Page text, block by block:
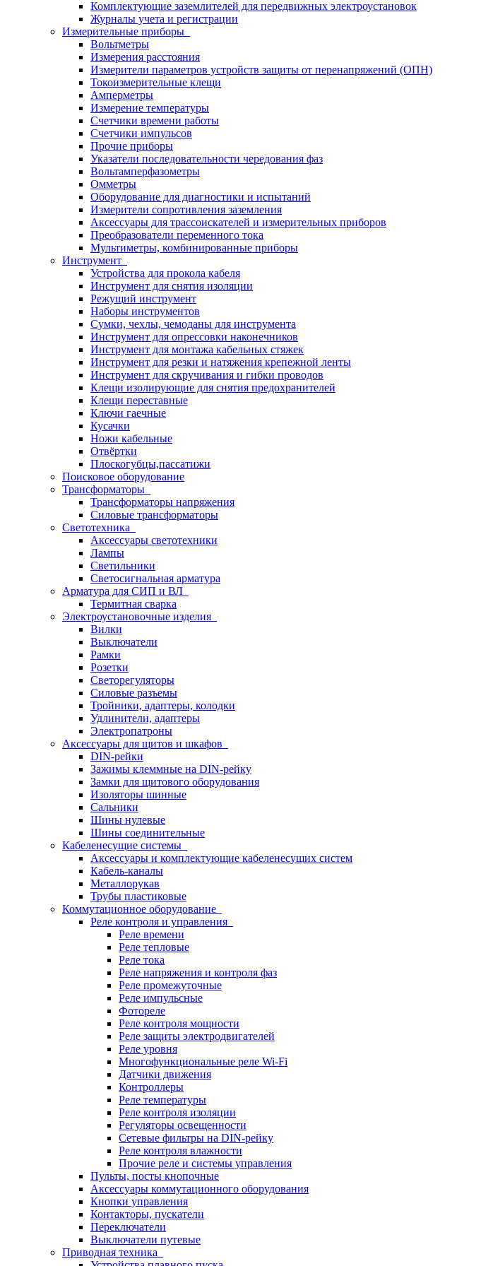
Комплектующие заземлителей для передвижных электроустановок
Журналы учета и регистрации
Измерительные приборы
Вольтметры
Измерения расстояния
Измерители параметров устройств защиты от перенапряжений (ОПН)
Токоизмерительные клещи
Амперметры
Измерение температуры
Счетчики времени работы
Счетчики импульсов
Прочие приборы
Указатели последовательности чередования фаз
Вольтамперфазометры
Омметры
Оборудование для диагностики и испытаний
Измерители сопротивления заземления
Аксессуары для трассоискателей и измерительных приборов
Преобразователи переменного тока
Мультиметры, комбинированные приборы
Инструмент
Устройства для прокола кабеля
Инструмент для снятия изоляции
Режущий инструмент
Наборы инструментов
Сумки, чехлы, чемоданы для инструмента
Инструмент для опрессовки наконечников
Инструмент для монтажа кабельных стяжек
Инструмент для резки и натяжения крепежной ленты
Инструмент для скручивания и гибки проводов
Клещи изолирующие для снятия предохранителей
Клещи переставные
Ключи гаечные
Кусачки
Ножи кабельные
Отвёртки
Плоскогубцы,пассатижи
Поисковое оборудование
Трансформаторы
Трансформаторы напряжения
Силовые трансформаторы
Светотехника
Аксессуары светотехники
Лампы
Светильники
Светосигнальная арматура
Арматура для СИП и ВЛ
Термитная сварка
Электроустановочные изделия
Вилки
Выключатели
Рамки
Розетки
Светорегуляторы
Силовые разъемы
Тройники, адаптеры, колодки
Удлинители, адаптеры
Электропатроны
Аксессуары для щитов и шкафов
DIN-рейки
Зажимы клеммные на DIN-рейку
Замки для щитового оборудования
Изоляторы шинные
Сальники
Шины нулевые
Шины соединительные
Кабеленесущие системы
Аксессуары и комплектующие кабеленесущих систем
Кабель-каналы
Металлорукав
Трубы пластиковые
Коммутационное оборудование
Реле контроля и управления
Реле времени
Реле тепловые
Реле тока
Реле напряжения и контроля фаз
Реле промежуточные
Реле импульсные
Фотореле
Реле контроля мощности
Реле защиты электродвигателей
Реле уровня
Многофункциональные реле Wi-Fi
Датчики движения
Контроллеры
Реле температуры
Реле контроля изоляции
Регуляторы освещенности
Сетевые фильтры на DIN-рейку
Реле контроля влажности
Прочие реле и системы управления
Пульты, посты кнопочные
Аксессуары коммутационного оборудования
Кнопки управления
Контакторы, пускатели
Переключатели
Выключатели путевые
Приводная техника